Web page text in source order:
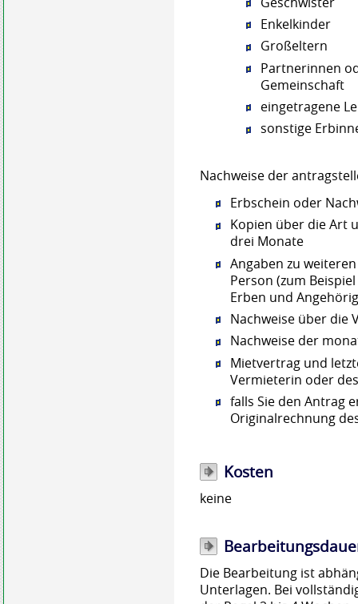
Enkelkinder
Großeltern
Partnerinnen
Gemeinschaft
eingetragene
sonstige
Nachweise der
Erbschein oder
Kopien über die Art
drei Monate
Angaben zu
Person (zum
Erben und
Nachweise über die
Nachweise der
Mietvertrag und
Vermieterin oder
falls Sie den Antrag
Originalrechnung
Kosten
keine
Die Bearbeitung ist
Unterlagen. Bei